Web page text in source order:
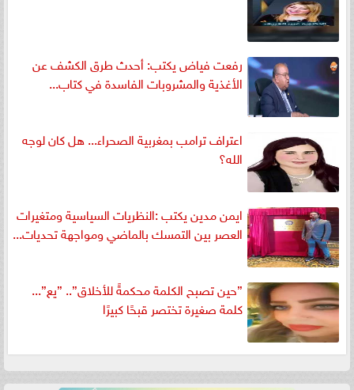
رفعت فياض يكتب: أحدث طرق الكشف عن
الأغذية والمشروبات الفاسدة في كتاب...
اعتراف ترامب بمغربية الصحراء... هل كان لوجه
الله؟
ايمن مدين يكتب :النظريات السياسية ومتغيرات
العصر بين التمسك بالماضي ومواجهة تحديات...
”حين تصبح الكلمة محكمةً للأخلاق”.. ”يع”...
كلمة صغيرة تختصر قبحًا كبيرًا